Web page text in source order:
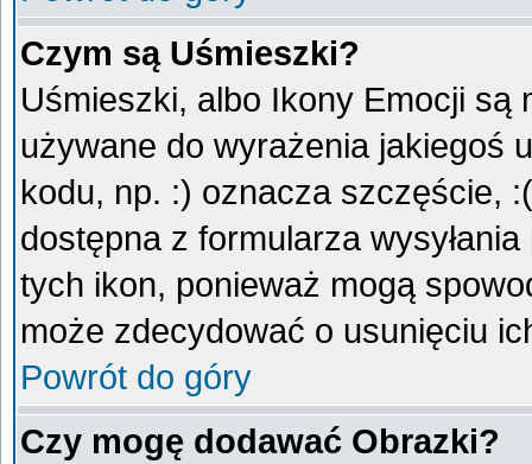
Czym są Uśmieszki?
Uśmieszki, albo Ikony Emocji są
używane do wyrażenia jakiegoś
kodu, np. :) oznacza szczęście,
dostępna z formularza
tych ikon, ponieważ mogą
może zdecydować o usunięciu
Powrót do góry
Czy mogę dodawać Obrazki?